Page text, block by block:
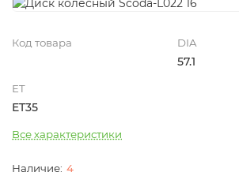
Код товара DIA
57.1
ET
ET35
Все характеристики
4